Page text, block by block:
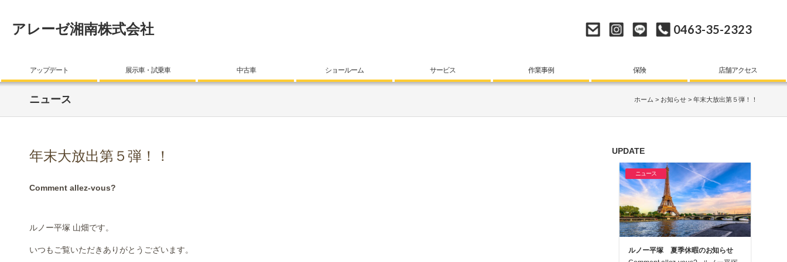
アレーゼ湘南株式会社 0463-35-2323
アップデート 展示車・試乗車 中古車 ショールーム サービス 作業事例 保険 店舗アクセス
ニュース ホーム お知らせ 年末大放出第５弾！！
年末大放出第５弾！！
Comment allez-vous?
ルノー平塚 山畑です。
いつもご覧いただきありがとうございます。
UPDATE
ニュース
ルノー平塚 夏季休暇のお知らせ